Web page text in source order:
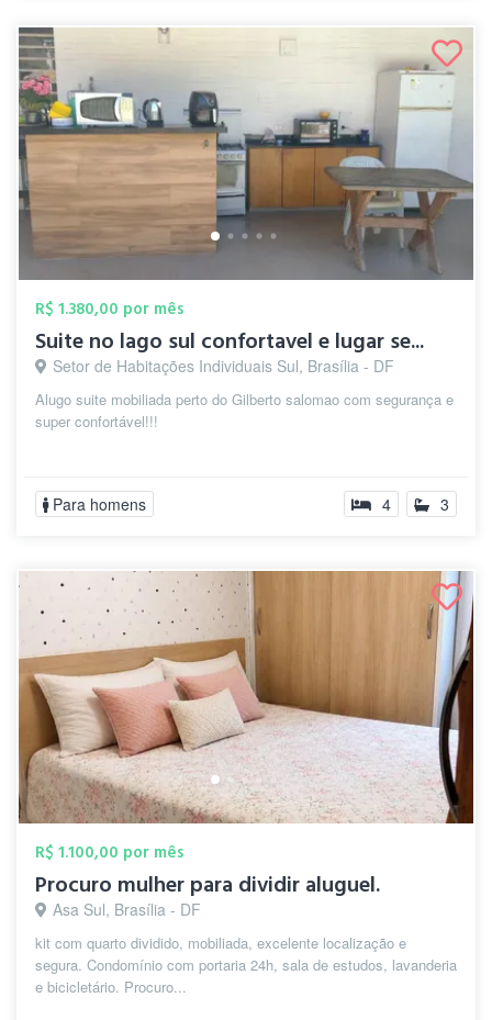
R$ 1.380,00 por mês
Suite no lago sul confortavel e lugar se...
Setor de Habitações Individuais Sul, Brasília - DF
Alugo suite mobiliada perto do Gilberto salomao com segurança e
super confortável!!!
Para homens 4 3
R$ 1.100,00 por mês
Procuro mulher para dividir aluguel.
Asa Sul, Brasília - DF
kit com quarto dividido, mobiliada, excelente localização e
segura. Condomínio com portaria 24h, sala de estudos, lavanderia
e bicicletário. Procuro...